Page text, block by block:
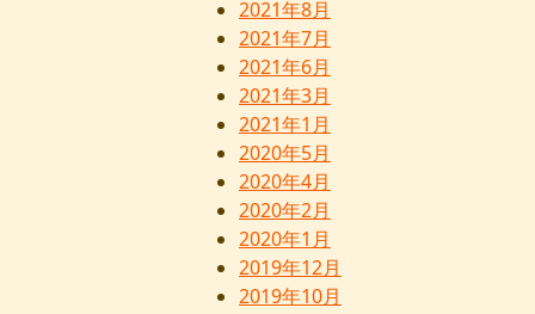
2021年8月
2021年7月
2021年6月
2021年3月
2021年1月
2020年5月
2020年4月
2020年2月
2020年1月
2019年12月
2019年10月